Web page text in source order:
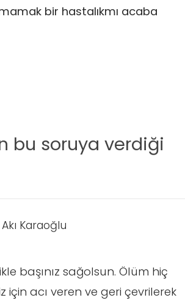
bir hastalıkmı acaba
bu soruya verdiği
Karaoğlu
başınız sağolsun. Ölüm hiç
için acı veren ve geri çevrilerek